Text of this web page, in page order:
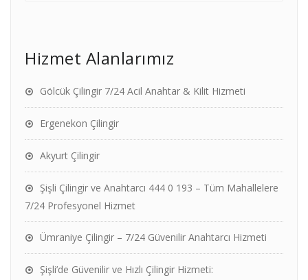
Hizmet Alanlarımız
Gölcük Çilingir 7/24 Acil Anahtar & Kilit Hizmeti
Ergenekon Çilingir
Akyurt Çilingir
Şişli Çilingir ve Anahtarcı 444 0 193 – Tüm Mahallelere
7/24 Profesyonel Hizmet
Ümraniye Çilingir – 7/24 Güvenilir Anahtarcı Hizmeti
Şişli’de Güvenilir ve Hızlı Çilingir Hizmeti: